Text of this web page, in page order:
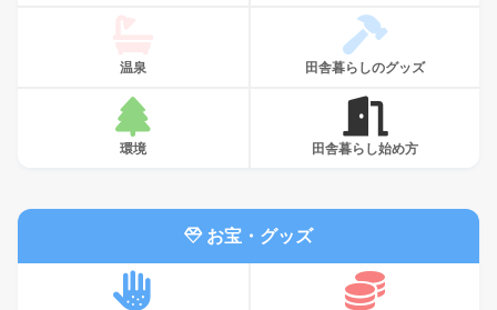
温泉 田舎暮らしのグッズ
環境 田舎暮らし始め方
お宝・グッズ